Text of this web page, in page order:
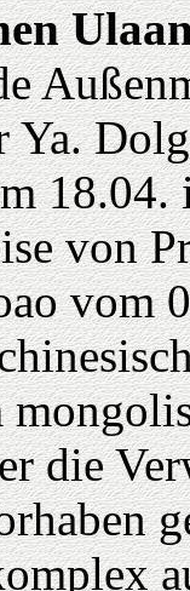
Ya.
von
vom
die